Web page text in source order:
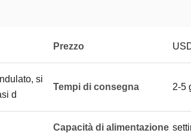
Prezzo
si
d
Tempi di consegna 2-5
Capacità di alimentazione